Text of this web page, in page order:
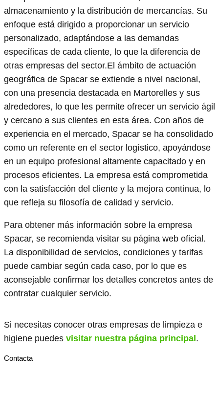
almacenamiento y la distribución de mercancías. Su
enfoque está dirigido a proporcionar un servicio
personalizado, adaptándose a las demandas
específicas de cada cliente, lo que la diferencia de
otras empresas del sector.El ámbito de actuación
geográfica de Spacar se extiende a nivel nacional,
con una presencia destacada en Martorelles y sus
alrededores, lo que les permite ofrecer un servicio ágil
y cercano a sus clientes en esta área. Con años de
experiencia en el mercado, Spacar se ha consolidado
como un referente en el sector logístico, apoyándose
en un equipo profesional altamente capacitado y en
procesos eficientes. La empresa está comprometida
con la satisfacción del cliente y la mejora continua, lo
que refleja su filosofía de calidad y servicio.
Para obtener más información sobre la empresa
Spacar, se recomienda visitar su página web oficial.
La disponibilidad de servicios, condiciones y tarifas
puede cambiar según cada caso, por lo que es
aconsejable confirmar los detalles concretos antes de
contratar cualquier servicio.
Si necesitas conocer otras empresas de limpieza e
higiene puedes visitar nuestra página principal .
Contacta